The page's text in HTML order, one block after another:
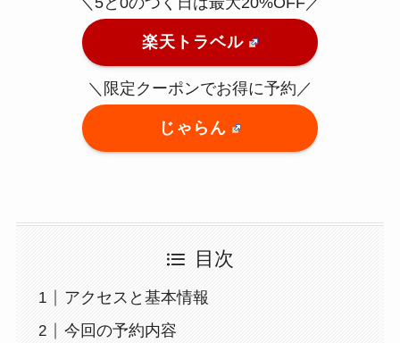
楽天トラベル
＼限定クーポンでお得に予約／
じゃらん
目次
アクセスと基本情報
今回の予約内容